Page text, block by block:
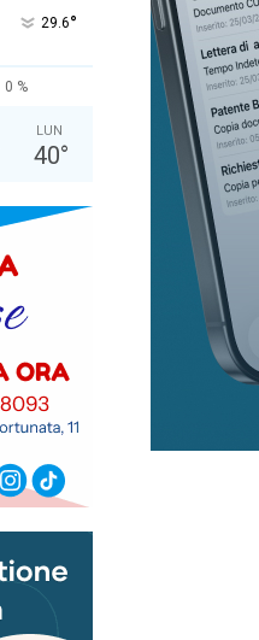
29.6°
0 %
LUN
40°